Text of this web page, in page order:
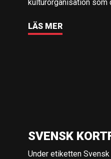
kulturorganisation som
LÄS MER
SVENSK
Under etiketten